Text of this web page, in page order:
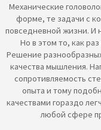
Механические
форме, те задачи с
повседневной жизни. И
Но в этом то, как
Решение
качества мышления.
сопротивляемость
опыта и тому
качествами гораздо
любой сфере